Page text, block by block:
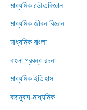
মাধ্যমিক ভৌতবিজ্ঞান
মাধ্যমিক জীবন বিজ্ঞান
মাধ্যমিক বাংলা
বাংলা প্রবন্ধ রচনা
মাধ্যমিক ইতিহাস
বঙ্গানুবাদ-মাধ্যমিক